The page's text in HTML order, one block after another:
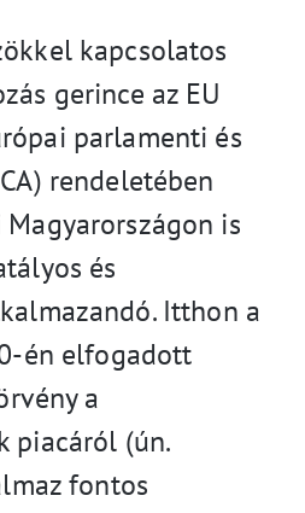
kapcsolatos
gerince az EU
parlamenti és
rendeletében
is
és
Itthon a
én elfogadott
a
piacáról (ún.
fontos